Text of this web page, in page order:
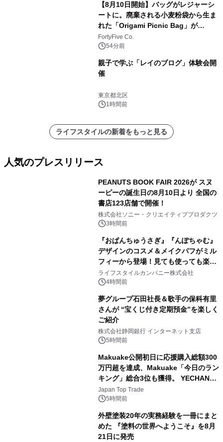
【8月10日開始】バッグがレジャーシ
ートに。廃棄される小麦粉袋から生ま
れた「Origami Picnic Bag」が
Makuakeに登場
FortyFive Co.
54分前
親子で学ぶ「レイのブログ」体験会開
催
東京都北区
1時間前
ライフスタイルの新着をもっと見る
人気のプレスリリース
PEANUTS BOOK FAIR 2026が スヌ
ーピーの誕生日の8月10日より 全国の
書店123店舗で開催！
株式会社ソニー・クリエイティブプロダクツ
3時間前
『おぱんちゅうさぎ』『んぽちゃむ』
デザインのコスメ＆メイクパフがミル
フィーから登場！見ても使っても楽し
い、ポップでキュートなコレクショ
ン。
ライフスタイルカンパニー株式会社
4時間前
夢グループ石田社長＆歌手の保科有里
さんが “宝くじ付き定期預金”を楽しく
ご紹介
株式会社静岡銀行 インターネット支店
5時間前
Makuake公開初日に応援購入総額300
万円超を達成、Makuake「今日のラン
キング」総合3位も獲得。 YECHAN音
浴シンギングボウル第2弾の大型サイ
ズ（XL・2XL・3XL）を先行販売中
Japan Top Trade
5時間前
外壁塗装20年の実務経験を一冊にまと
めた 『塗料の世界へようこそ』を8月
21日に発売